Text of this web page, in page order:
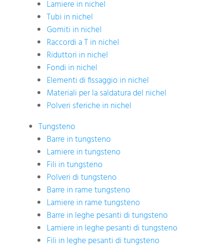
Lamiere in nichel
Tubi in nichel
Gomiti in nichel
Raccordi a T in nichel
Riduttori in nichel
Fondi in nichel
Elementi di fissaggio in nichel
Materiali per la saldatura del nichel
Polveri sferiche in nichel
Tungsteno
Barre in tungsteno
Lamiere in tungsteno
Fili in tungsteno
Polveri di tungsteno
Barre in rame tungsteno
Lamiere in rame tungsteno
Barre in leghe pesanti di tungsteno
Lamiere in leghe pesanti di tungsteno
Fili in leghe pesanti di tungsteno